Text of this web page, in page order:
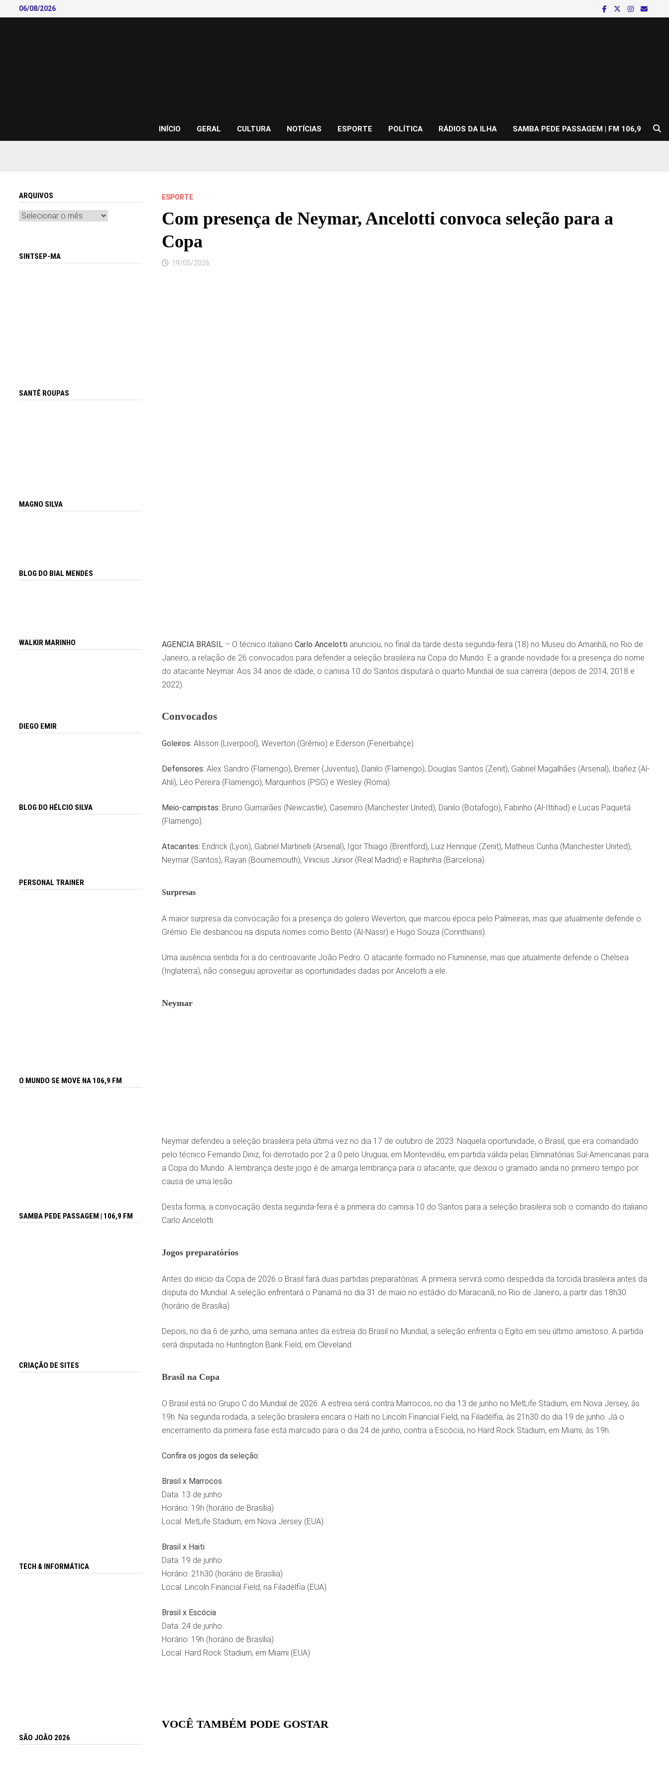
to
06/08/2026
INÍCIO GERAL CULTURA NOTÍCIAS ESPORTE POLÍTICA RÁDIOS DA ILHA SAMBA PEDE PASSAGEM | FM 106,9
ESPORTE
Com presença de Neymar, Ancelotti convoca seleção para a
Copa
19/05/2026
AGENCIA BRASIL– O técnico italiano Carlo Ancelottianunciou, no final da tarde desta segunda-feira (18) no Museu do Amanhã, no Rio de
Janeiro, a relação de 26 convocados para defender a seleção brasileira na Copa do Mundo. E a grande novidade foi a presença do nome
do atacante Neymar. Aos 34 anos de idade, o camisa 10 do Santos disputará o quarto Mundial de sua carreira (depois de 2014, 2018 e
2022).
Convocados
Goleiros: Alisson (Liverpool), Weverton (Grêmio) e Ederson (Fenerbahçe).
Defensores: Alex Sandro (Flamengo), Bremer (Juventus), Danilo (Flamengo), Douglas Santos (Zenit), Gabriel Magalhães (Arsenal), Ibañez (Al-
Ahli), Léo Pereira (Flamengo), Marquinhos (PSG) e Wesley (Roma).
Meio-campistas: Bruno Guimarães (Newcastle), Casemiro (Manchester United), Danilo (Botafogo), Fabinho (Al-Ittihad) e Lucas Paquetá
(Flamengo).
Atacantes: Endrick (Lyon), Gabriel Martinelli (Arsenal), Igor Thiago (Brentford), Luiz Henrique (Zenit), Matheus Cunha (Manchester United),
Neymar (Santos), Rayan (Bournemouth), Vinicius Júnior (Real Madrid) e Raphinha (Barcelona).
Surpresas
A maior surpresa da convocação foi a presença do goleiro Weverton, que marcou época pelo Palmeiras, mas que atualmente defende o
Grêmio. Ele desbancou na disputa nomes como Bento (Al-Nassr) e Hugo Souza (Corinthians).
Uma ausência sentida foi a do centroavante João Pedro. O atacante formado no Fluminense, mas que atualmente defende o Chelsea
(Inglaterra), não conseguiu aproveitar as oportunidades dadas por Ancelotti a ele.
Neymar
Neymar defendeu a seleção brasileira pela última vez no dia 17 de outubro de 2023. Naquela oportunidade, o Brasil, que era comandado
pelo técnico Fernando Diniz, foi derrotado por 2 a 0 pelo Uruguai, em Montevidéu, em partida válida pelas Eliminatórias Sul-Americanas para
a Copa do Mundo. A lembrança deste jogo é de amarga lembrança para o atacante, que deixou o gramado ainda no primeiro tempo por
causa de uma lesão.
Desta forma, a convocação desta segunda-feira é a primeira do camisa 10 do Santos para a seleção brasileira sob o comando do italiano
Carlo Ancelotti.
Jogos preparatórios
Antes do início da Copa de 2026 o Brasil fará duas partidas preparatórias. A primeira servirá como despedida da torcida brasileira antes da
disputa do Mundial. A seleção enfrentará o Panamá no dia 31 de maio no estádio do Maracanã, no Rio de Janeiro, a partir das 18h30
(horário de Brasília).
Depois, no dia 6 de junho, uma semana antes da estreia do Brasil no Mundial, a seleção enfrenta o Egito em seu último amistoso. A partida
será disputada no Huntington Bank Field, em Cleveland.
Brasil na Copa
O Brasil está no Grupo C do Mundial de 2026. A estreia será contra Marrocos, no dia 13 de junho no MetLife Stadium, em Nova Jersey, às
19h. Na segunda rodada, a seleção brasileira encara o Haiti no Lincoln Financial Field, na Filadélfia, às 21h30 do dia 19 de junho. Já o
encerramento da primeira fase está marcado para o dia 24 de junho, contra a Escócia, no Hard Rock Stadium, em Miami, às 19h.
Confira os jogos da seleção:
Brasil x Marrocos
Data: 13 de junho
Horário: 19h (horário de Brasília)
Local: MetLife Stadium, em Nova Jersey (EUA)
Brasil x Haiti
Data: 19 de junho
Horário: 21h30 (horário de Brasília)
Local: Lincoln Financial Field, na Filadélfia (EUA)
Brasil x Escócia
Data: 24 de junho
Horário: 19h (horário de Brasília)
Local: Hard Rock Stadium, em Miami (EUA)
VOCÊ TAMBÉM PODE GOSTAR
ARQUIVOS
Arquivos
SINTSEP-MA
SANTÊ ROUPAS
MAGNO SILVA
BLOG DO BIAL MENDES
WALKIR MARINHO
DIEGO EMIR
BLOG DO HÉLCIO SILVA
PERSONAL TRAINER
O MUNDO SE MOVE NA 106,9 FM
SAMBA PEDE PASSAGEM | 106,9 FM
CRIAÇÃO DE SITES
TECH & INFORMÁTICA
SÃO JOÃO 2026